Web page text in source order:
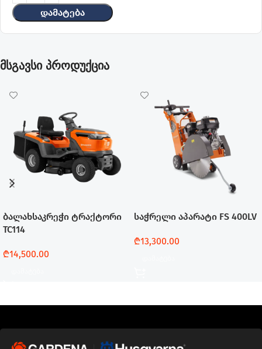
Დამატება
მსგავსი პროდუქცია
ბალახსაკრეჭი ტრაქტორი
TC114
₾14,500.00
საჭრელი აპარატი FS 400LV
₾13,300.00